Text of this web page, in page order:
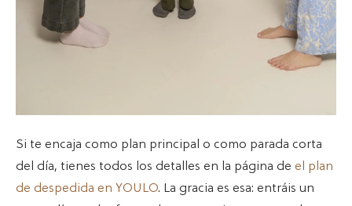
Si te encaja como plan principal o como parada corta
del día, tienes todos los detalles en la página de el plan
de despedida en YOULO. La gracia es esa: entráis un